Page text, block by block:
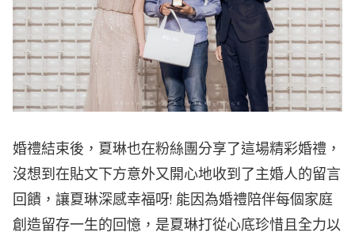
婚禮結束後，夏琳也在粉絲團分享了這場精彩婚禮，
沒想到在貼文下方意外又開心地收到了主婚人的留言
回饋，讓夏琳深感幸福呀! 能因為婚禮陪伴每個家庭
創造留存一生的回憶，是夏琳打從心底珍惜且全力以